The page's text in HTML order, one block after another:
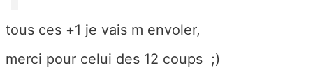
tous ces +1 je vais m envoler,
merci pour celui des 12 coups ;)